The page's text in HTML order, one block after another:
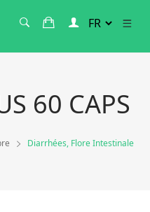
60 CAPS
Diarrhées, Flore Intestinale